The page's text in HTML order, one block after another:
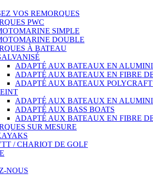
VOS REMORQUES
PWC
SIMPLE
DOUBLE
À BATEAU
ADAPTÉ AUX BATEAUX EN
ADAPTÉ AUX BATEAUX EN FIBRE
ADAPTÉ AUX BATEAUX
ADAPTÉ AUX BATEAUX EN
ADAPTÉ AUX BASS BOATS
ADAPTÉ AUX BATEAUX EN FIBRE
SUR MESURE
/ CHARIOT DE GOLF
NOUS